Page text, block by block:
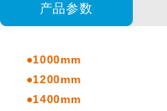
产品参数
●1000mm
●1200mm
●1400mm